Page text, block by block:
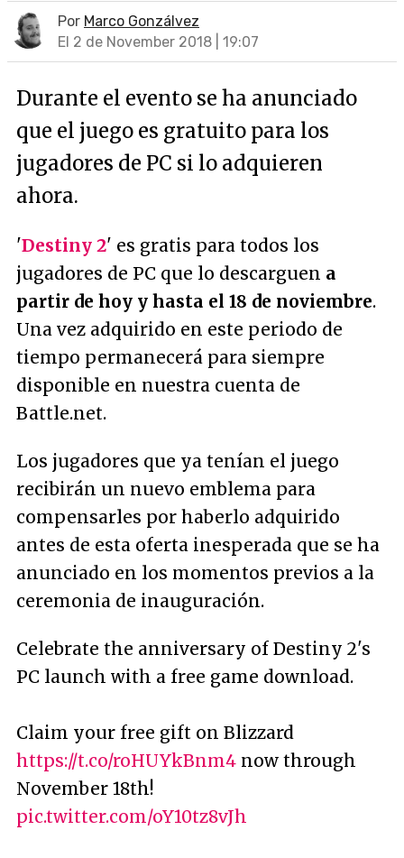
Por Marco Gonzálvez
El 2 de November 2018 | 19:07
Durante el evento se ha anunciado
que el juego es gratuito para los
jugadores de PC si lo adquieren
ahora.
'Destiny 2' es gratis para todos los
jugadores de PC que lo descarguen a
partir de hoy y hasta el 18 de noviembre.
Una vez adquirido en este periodo de
tiempo permanecerá para siempre
disponible en nuestra cuenta de
Battle.net.
Los jugadores que ya tenían el juego
recibirán un nuevo emblema para
compensarles por haberlo adquirido
antes de esta oferta inesperada que se ha
anunciado en los momentos previos a la
ceremonia de inauguración.
Celebrate the anniversary of Destiny 2's
PC launch with a free game download.
Claim your free gift on Blizzard
https://t.co/roHUYkBnm4 now through
November 18th!
pic.twitter.com/oY10tz8vJh